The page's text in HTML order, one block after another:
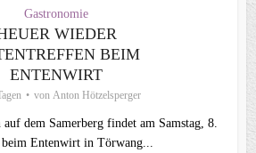
Gastronomie
WIEDER
BEIM
ENTENWIRT
von Anton Hötzelsperger
dem Samerberg findet am Samstag, 8.
⁠Entenwirt in Törwang...